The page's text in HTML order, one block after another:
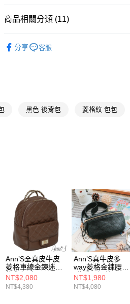
台灣樂天信用卡公司
Google Pay
全支付
流程，驗證手機門號後，選擇欲分期的期數
2.透過簡訊連結打開帳單後，可選擇「超商
帳／街口支付／iPASS MONEY」等通路繳費
【注意事項】
1.本服務係由「台灣大哥大股份有限公司」
用戶於交易時，得透過本服務購買商品或服
款買賣價金債權讓與本公司後，依約使用本
2.基於同意付款使用「大哥付你分期」之契約
資料（包含姓名、電話或地址）提供予台灣
用，由本公司與您本人進行分期帳單所需資
3.完整用戶服務條款，請詳閱以下連結：
【關於「AFTEE先享後付」】
付」結帳頁面，進行簡訊認證並確認金額後
２．訂單成立數日內，您將收到繳費通知簡
３．收到繳費通知簡訊後14天內，點擊此簡
／ATM／網路銀行／等多元方式進行付款，
※ 請注意：結帳手續完成當下不需立刻繳費
絡購買商品的店家。未經商家同意取消之訂
先享後付繳納相關費用。
※ 交易是否成功請以「AFTEE先享後付 」之
是否繳費成功／繳費後需取消欲退款等相關
付客戶支援中心」
https://
付款後全家取貨
每筆NT$100，滿NT$999(含以上)免運
萊爾富付款取貨
每筆NT$100，滿NT$999(含以上)免運
付款後萊爾富取貨
每筆NT$100，滿NT$999(含以上)免運費
商品相關分類 (11)
不用等現貨專區
海外港澳直送專區
★真皮包包新登場
分享 客服
黑色 後背包 菱格紋 包包
Ann’S全真皮牛皮
菱格車線金鍊迷你
後背包-咖
NT$2,080
NT$4,380
Ann’S真牛皮多
way菱格金鍊腰包
(背帶可調整)-黑
NT$1,980
NT$4,080